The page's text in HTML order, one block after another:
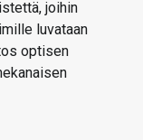
joihin
luvataan
optisen